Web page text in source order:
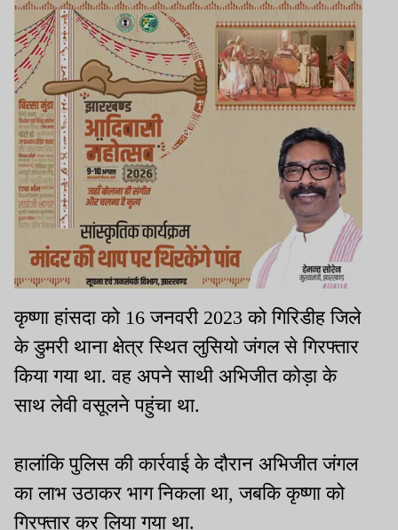
कृष्णा हांसदा को 16 जनवरी 2023 को गिरिडीह जिले
के डुमरी थाना क्षेत्र स्थित लुसियो जंगल से गिरफ्तार
किया गया था. वह अपने साथी अभिजीत कोड़ा के
साथ लेवी वसूलने पहुंचा था.
हालांकि पुलिस की कार्रवाई के दौरान अभिजीत जंगल
का लाभ उठाकर भाग निकला था, जबकि कृष्णा को
गिरफ्तार कर लिया गया था.